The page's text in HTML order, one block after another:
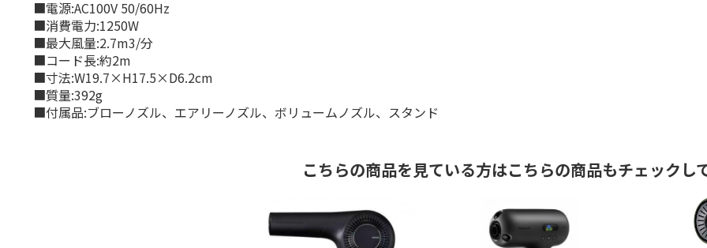
■電源:AC100V 50/60Hz
■消費電力:1250W
■最大風量:2.7m3/分
■コード長:約2m
■寸法:W19.7×H17.5×D6.2cm
■質量:392g
■付属品:ブローノズル、エアリーノズル、ボリュームノズル、スタンド
こちらの商品を見ている方はこちらの商品もチェックし